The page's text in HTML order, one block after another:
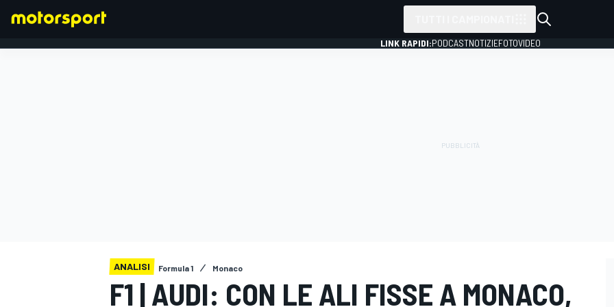
LINK RAPIDI:PODCASTNOTIZIEFOTOVIDEO
ANALISI Formula 1 Monaco
F1 | AUDI: CON LE ALI FISSE A MONACO,